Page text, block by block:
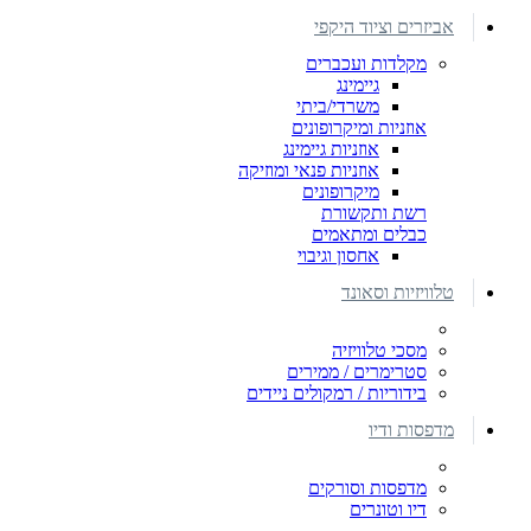
אביזרים וציוד היקפי
מקלדות ועכברים
גיימינג
משרדי/ביתי
אוזניות ומיקרופונים
אוזניות גיימינג
אוזניות פנאי ומוזיקה
מיקרופונים
רשת ותקשורת
כבלים ומתאמים
אחסון וגיבוי
טלוויזיות וסאונד
מסכי טלוויזיה
סטרימרים / ממירים
בידוריות / רמקולים ניידים
מדפסות ודיו
מדפסות וסורקים
דיו וטונרים